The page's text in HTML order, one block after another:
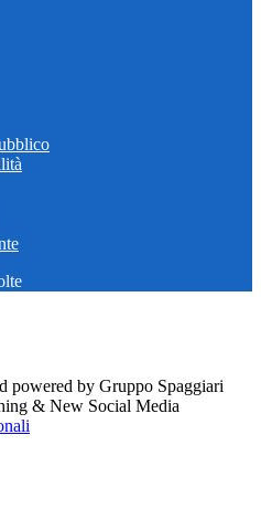
powered by Gruppo Spaggiari
& New Social Media